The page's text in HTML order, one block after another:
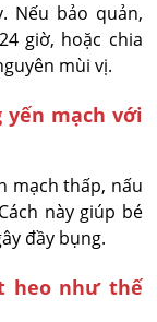
Nếu bảo quản,
giờ, hoặc chia
mùi vị.
yến mạch với
mạch thấp, nấu
này giúp bé
đầy bụng.
heo như thế